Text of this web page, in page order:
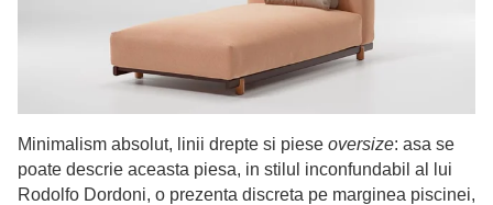
Minimalism absolut, linii drepte si piese oversize: asa se
poate descrie aceasta piesa, in stilul inconfundabil al lui
Rodolfo Dordoni, o prezenta discreta pe marginea piscinei,